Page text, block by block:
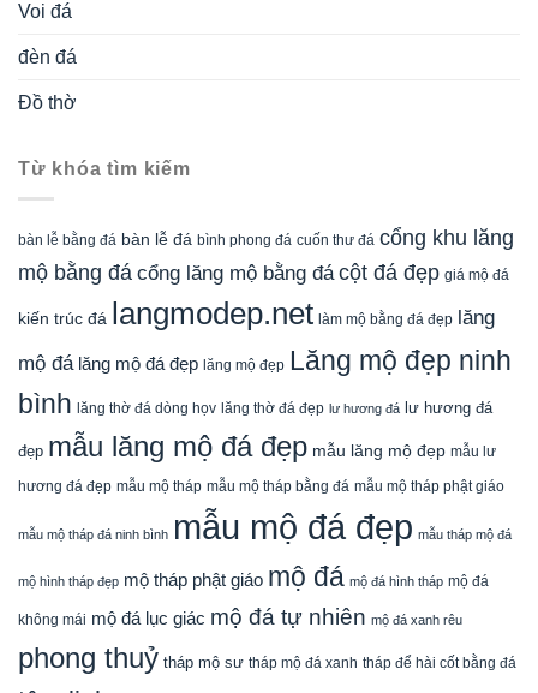
Voi đá
đèn đá
Đồ thờ
Từ khóa tìm kiếm
bàn lễ bằng đá bàn lễ đá bình phong đá cuốn thư đá cổng khu lăng
mộ bằng đá cổng lăng mộ bằng đá cột đá đẹp giá mộ đá
kiến trúc đá langmodep.net làm mộ bằng đá đẹp lăng
mộ đá lăng mộ đá đẹp lăng mộ đẹp Lăng mộ đẹp ninh
bình lăng thờ đá dòng họv lăng thờ đá đẹp lư hương đá lư hương đá
đẹp mẫu lăng mộ đá đẹp mẫu lăng mộ đẹp mẫu lư
hương đá đẹp mẫu mộ tháp mẫu mộ tháp bằng đá mẫu mộ tháp phật giáo
mẫu mộ tháp đá ninh bình mẫu mộ đá đẹp mẫu tháp mộ đá
mộ hình tháp đẹp mộ tháp phật giáo mộ đá mộ đá hình tháp mộ đá
không mái mộ đá lục giác mộ đá tự nhiên mộ đá xanh rêu
phong thuỷ tháp mộ sư tháp mộ đá xanh tháp để hài cốt bằng đá